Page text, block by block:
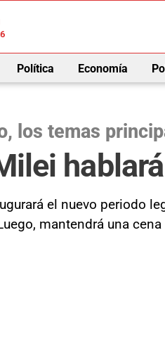
Política Economía
los temas
el nuevo periodo
mantendrá una